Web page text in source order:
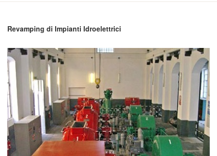
Revamping di Impianti Idroelettrici